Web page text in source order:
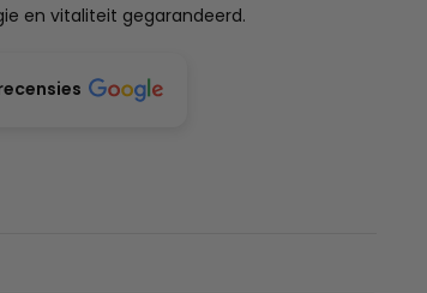
en vitaliteit gegarandeerd.
recensies